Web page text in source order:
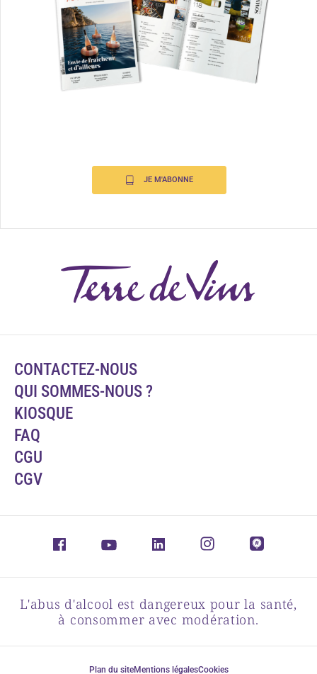
JE M'ABONNE
CONTACTEZ-NOUS
QUI SOMMES-NOUS ?
KIOSQUE
FAQ
CGU
CGV
L'abus d'alcool est dangereux pour la santé,
à consommer avec modération.
Plan du siteMentions légalesCookies